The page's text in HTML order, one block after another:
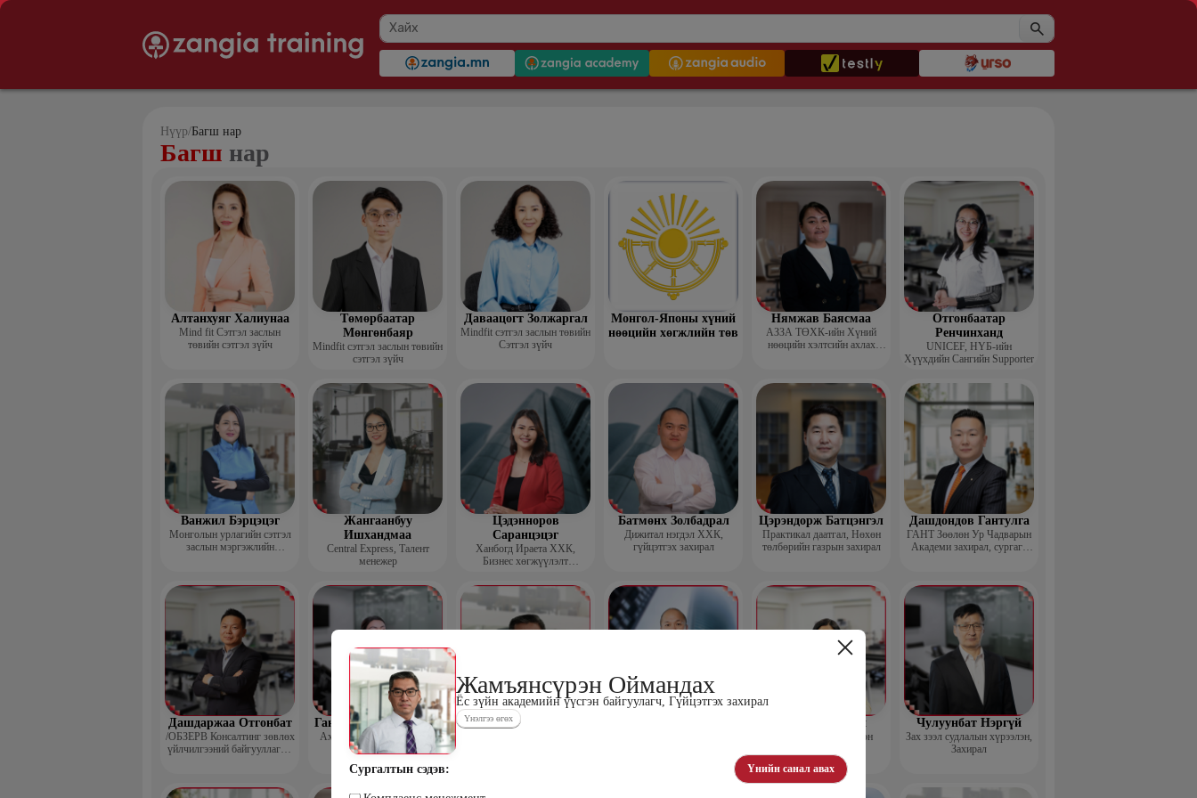
Жамъянсүрэн Оймандах
Ёс зүйн академийн үүсгэн байгуулагч, Гүйцэтгэх захирал
Үнэлгээ өгөх
Сургалтын сэдэв: Үнийн санал авах
Нүүр/Багш нар
Багш нар
Алтанхуяг Халиунаа
Mind fit Сэтгэл заслын
төвийн сэтгэл зүйч
Төмөрбаатар
Мөнгөнбаяр
Mindfit сэтгэл заслын төвийн
сэтгэл зүйч
Даваацогт Золжаргал
Mindfit сэтгэл заслын төвийн
Сэтгэл зүйч
Монгол-Японы хүний
нөөцийн хөгжлийн төв
Нямжав Баясмаа
АЗЗА ТӨХК-ийн Хүний
нөөцийн хэлтсийн ахлах
Отгонбаатар
Ренчинханд
UNIСЕF, НҮБ-ийн
Хүүхдийн Сангийн Supporter
Ванжил Бэрцэцэг
Монголын урлагийн сэтгэл
заслын мэргэжлийн
Жангаанбуу
Ишхандмаа
Central Express, Талент
менежер
Цэдэнноров
Саранцэцэг
Ханбогд Ираета ХХК,
Бизнес хөгжүүлэлт
Батмөнх Золбадрал
Дижитал нэгдэл ХХК,
гүйцэтгэх захирал
Цэрэндорж Батцэнгэл
Практикал даатгал, Нөхөн
төлбөрийн газрын захирал
Дашдондов Гантулга
ГАНТ Зөөлөн Ур Чадварын
Академи захирал, сургагч
Дашдаржаа Отгонбат
/ОБЗЕРВ Консалтинг зөвлөх
үйлчилгээний байгууллагын
Гантөмөр Болорчимэг
Ахлах сургуулийн зөвлөх
Жамъянсүрэн
Болд Баясгалан
HR Consortium Үүсгэн
Чулуунбат Нэргүй
Зах зээл судлалын хүрээлэн,
Захирал